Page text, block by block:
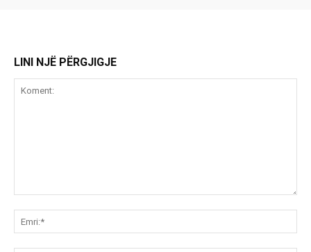
LINI NJË PËRGJIGJE